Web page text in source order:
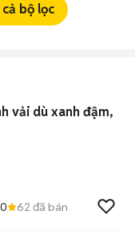
bộ lọc
vải dù xanh đậm,
62 đã bán